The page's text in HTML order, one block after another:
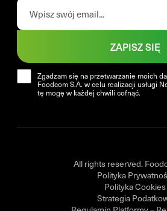
Zgadzam się na przetwarzanie moich
Foodcom S.A. w celu realizacji usługi
tę mogę w każdej chwili cofnąć.
ZAPISZ SIĘ
All rights reserved.
Polityka
Polityka Cookies
Strategia